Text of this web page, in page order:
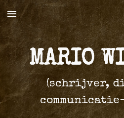
Skip to main content
MARIO
(schrijver,